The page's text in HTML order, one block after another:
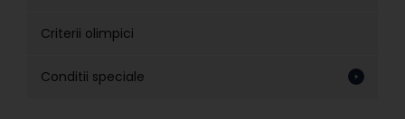
Criterii olimpici
Conditii speciale